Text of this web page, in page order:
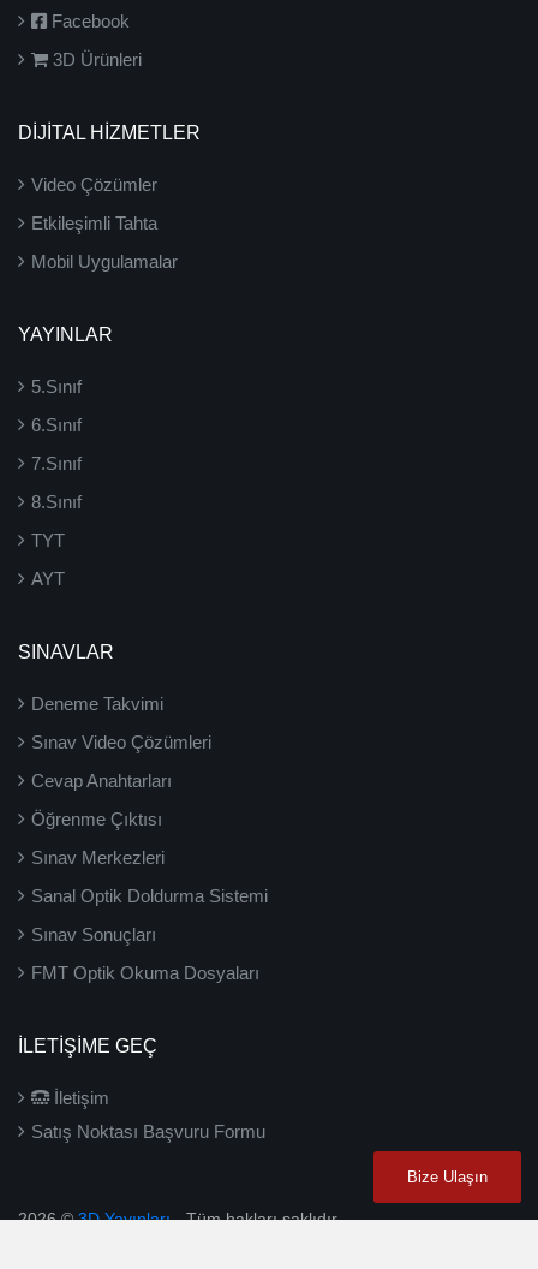
Facebook
3D Ürünleri
DİJİTAL HİZMETLER
Video Çözümler
Etkileşimli Tahta
Mobil Uygulamalar
YAYINLAR
5.Sınıf
6.Sınıf
7.Sınıf
8.Sınıf
TYT
AYT
SINAVLAR
Deneme Takvimi
Sınav Video Çözümleri
Cevap Anahtarları
Öğrenme Çıktısı
Sınav Merkezleri
Sanal Optik Doldurma Sistemi
Sınav Sonuçları
FMT Optik Okuma Dosyaları
İLETIŞIME GEÇ
İletişim
Satış Noktası Başvuru Formu
2026 ©3D Yayınları- Tüm hakları saklıdır.
Bize Ulaşın